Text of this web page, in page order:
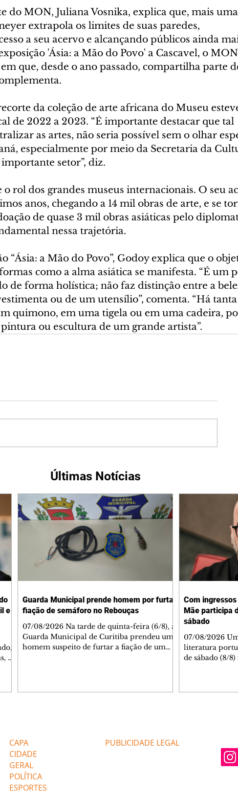
do MON, Juliana Vosnika, explica que, mais
extrapola os limites de suas paredes,
a seu acervo e alcançando públicos ainda
'Ásia: a Mão do Povo' a Cascavel, o MON
que, desde o ano passado, compartilha parte
da coleção de arte africana do Museu
de 2022 a 2023. “É importante destacar que tal
as artes, não seria possível sem o olhar
especialmente por meio da Secretaria da
setor”, diz.
rol dos grandes museus internacionais. O seu
anos, chegando a 14 mil obras de arte, e se
de quase 3 mil obras asiáticas pelo
nessa trajetória.
“Ásia: a Mão do Povo”, Godoy explica que o
como a alma asiática se manifesta. “É um
de forma holística; não faz distinção entre a
ou de um utensílio”, comenta. “Há tanta
quimono, em uma tigela ou em uma cadeira,
ou escultura de um grande artista”.
Últimas Notícias
e
o
Guarda Municipal prende homem por furtar
fiação de semáforo no Rebouças
07/08/2026 Na tarde de quinta-feira (6/8), a
Guarda Municipal de Curitiba prendeu um
homem suspeito de furtar a fiação de um
verificação, os agentes constataram que o s
Com
Mãe participa
sábado
07/08/2026
literatura
de sábado (8/
minutos.
Confira AQUI
CAPA
CIDADE
GERAL
POLÍTICA
ESPORTES
PUBLICIDADE LEGAL